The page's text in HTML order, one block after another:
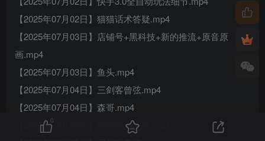
【2025年07月02日】猫猫话术答疑.mp4
【2025年07月03日】店铺号+黑科技+新的推流+原音原
画.mp4
【2025年07月03日】鱼头.mp4
【2025年07月04日】三剑客曾弦.mp4
【2025年07月04日】森哥.mp4
【2025年07月05日】软件答疑专场.mp4
0